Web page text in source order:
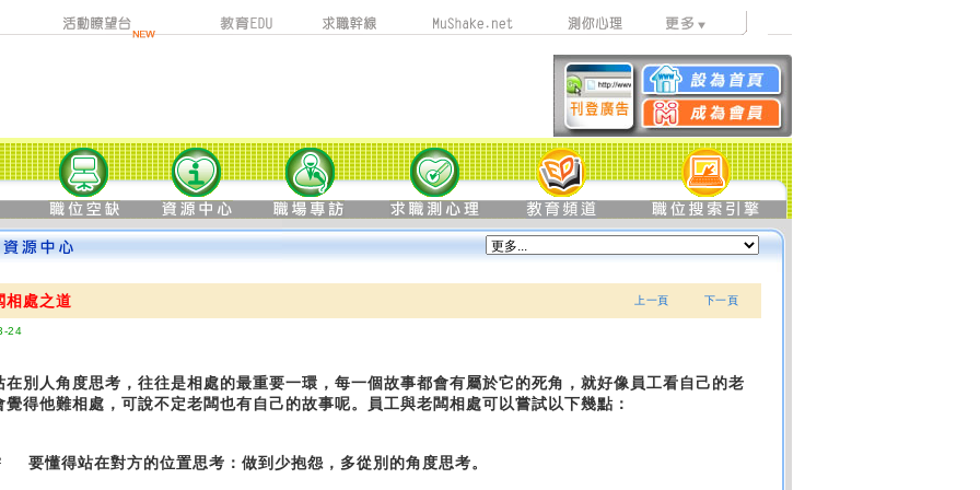
相處之道 上一頁 下一頁
24
在別人角度思考，往往是相處的最重要一環，每一個故事都會有屬於它的死角，就好像員工看自己的老
覺得他難相處，可說不定老闆也有自己的故事呢。員工與老闆相處可以嘗試以下幾點：
要懂得站在對方的位置思考：做到少抱怨，多從別的角度思考。